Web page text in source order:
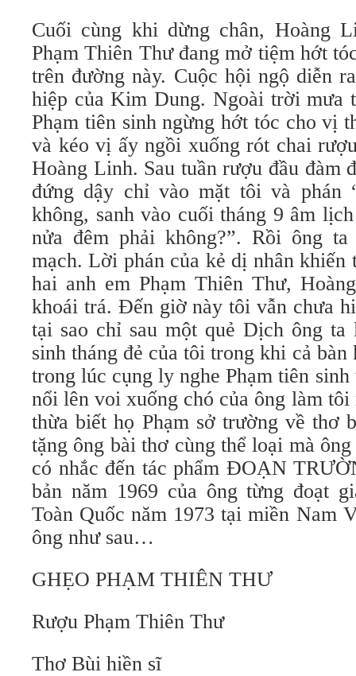
Cuối cùng khi dừng chân, Hoàng
Phạm Thiên Thư đang mở tiệm hớt
trên đường này. Cuộc hội ngộ diễn
hiệp của Kim Dung. Ngoài trời mưa
Phạm tiên sinh ngừng hớt tóc cho vị
và kéo vị ấy ngồi xuống rót chai
Hoàng Linh. Sau tuần rượu đầu đàm
đứng dậy chỉ vào mặt tôi và phán
không, sanh vào cuối tháng 9 âm
nửa đêm phải không?”. Rồi ông
mạch. Lời phán của kẻ dị nhân khiến
hai anh em Phạm Thiên Thư,
khoái trá. Đến giờ này tôi vẫn chưa
tại sao chỉ sau một quẻ Dịch ông
sinh tháng đẻ của tôi trong khi cả
trong lúc cụng ly nghe Phạm tiên
nổi lên voi xuống chó của ông làm
thừa biết họ Phạm sở trường về thơ
tặng ông bài thơ cùng thể loại mà
có nhắc đến tác phẩm ĐOẠN
bản năm 1969 của ông từng đoạt
Toàn Quốc năm 1973 tại miền Nam
ông như sau…
GHẸO PHẠM THIÊN THƯ
Rượu Phạm Thiên Thư
Thơ Bùi hiền sĩ